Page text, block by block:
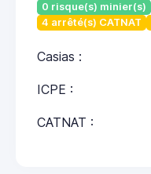
0 risque(s) minier(s)
4 arrêté(s) CATNAT
Casias :
ICPE :
CATNAT :